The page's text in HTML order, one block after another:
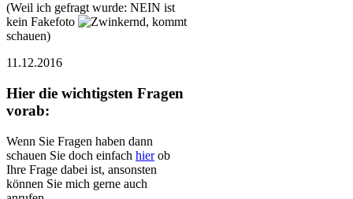
(Weil ich gefragt wurde: NEIN ist
kein Fakefoto
, kommt
schauen)
11.12.2016
Hier die wichtigsten Fragen
vorab:
Wenn Sie Fragen haben dann
schauen Sie doch einfach hierob
Ihre Frage dabei ist, ansonsten
können Sie mich gerne auch